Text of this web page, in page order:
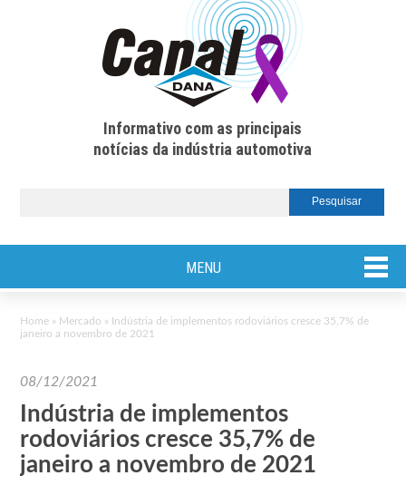
Informativo com as principais
notícias da indústria automotiva
MENU
Home » Mercado » Indústria de implementos rodoviários cresce 35,7% de
janeiro a novembro de 2021
08/12/2021
Indústria de implementos
rodoviários cresce 35,7% de
janeiro a novembro de 2021